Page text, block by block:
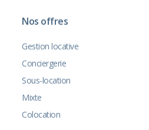
Nos offres
Gestion locative
Conciergerie
Sous-location
Mixte
Colocation